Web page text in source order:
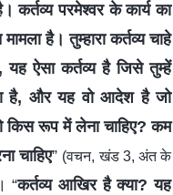
कर्तव्य परमेश्वर के कार्य का
है। तुम्हारा कर्तव्य चाहे
यह ऐसा कर्तव्य है जिसे तुम्हें
है, और यह वो आदेश है जो
किस रूप में लेना चाहिए? कम
चाहिए” (वचन, खंड 3, अंत के
“कर्तव्य आखिर है क्या? यह